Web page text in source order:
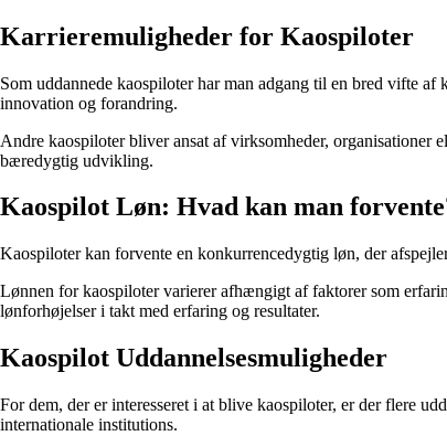
Karrieremuligheder for Kaospiloter
Som uddannede kaospiloter har man adgang til en bred vifte
innovation og forandring.
Andre kaospiloter bliver ansat af virksomheder, organisationer
bæredygtig udvikling.
Kaospilot Løn: Hvad kan man
Kaospiloter kan forvente en konkurrencedygtig løn, der
Lønnen for kaospiloter varierer afhængigt af faktorer som
lønforhøjelser i takt med erfaring og resultater.
Kaospilot Uddannelsesmuligheder
For dem, der er interesseret i at blive kaospiloter, er der flere
internationale institutions.